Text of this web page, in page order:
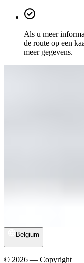
Als u meer
de route op een
meer gegevens.
Belgium
© 2026 — Copyright